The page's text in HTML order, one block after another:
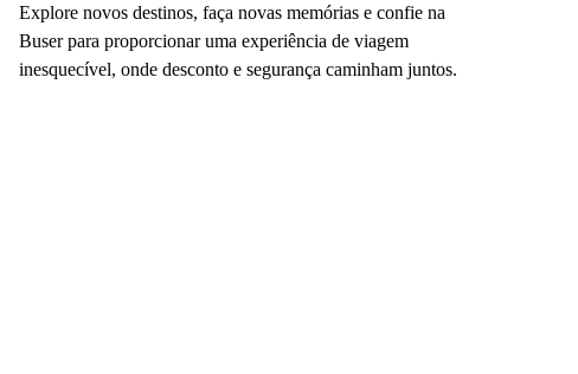
Explore novos destinos, faça novas memórias e confie na
Buser para proporcionar uma experiência de viagem
inesquecível, onde desconto e segurança caminham juntos.